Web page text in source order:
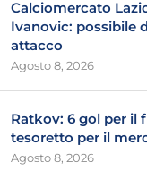
Calciomercato
Ivanovic: possibile
attacco
Agosto 8, 2026
Ratkov: 6 gol per il
tesoretto per il
Agosto 8, 2026